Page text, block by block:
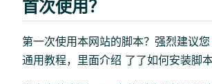
首次使用？
第一次使用本网站的脚本？强烈建议您
通用教程，里面介绍 了了如何安装脚